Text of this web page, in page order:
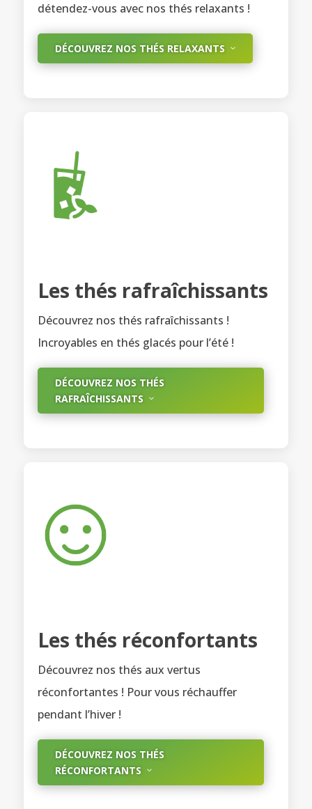
détendez-vous avec nos thés relaxants !
DÉCOUVREZ NOS THÉS RELAXANTS
Les thés rafraîchissants
Découvrez nos thés rafraîchissants !
Incroyables en thés glacés pour l’été !
DÉCOUVREZ NOS THÉS
RAFRAÎCHISSANTS
Les thés réconfortants
Découvrez nos thés aux vertus
réconfortantes ! Pour vous réchauffer
pendant l’hiver !
DÉCOUVREZ NOS THÉS
RÉCONFORTANTS